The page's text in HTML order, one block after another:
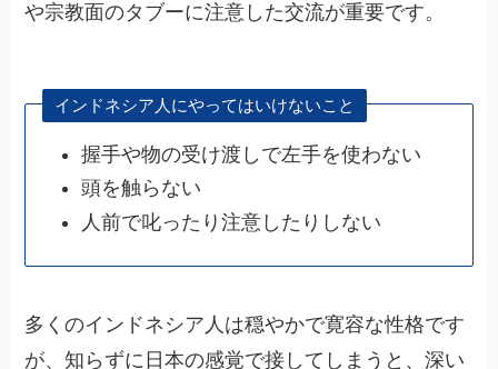
や宗教面のタブーに注意した交流が重要です。
インドネシア人にやってはいけないこと
握手や物の受け渡しで左手を使わない
頭を触らない
人前で叱ったり注意したりしない
多くのインドネシア人は穏やかで寛容な性格です
が、知らずに日本の感覚で接してしまうと、深い